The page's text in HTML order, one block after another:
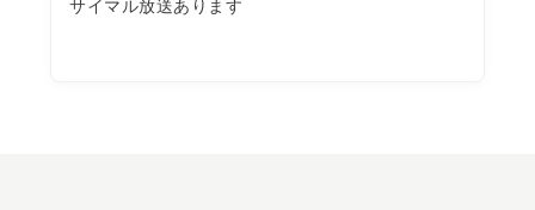
サイマル放送あります